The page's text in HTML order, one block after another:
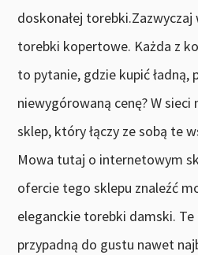
doskonałej torebki.Zazwyczaj
torebki kopertowe. Każda z
to pytanie, gdzie kupić ładną,
niewygórowaną cenę? W sieci
sklep, który łączy ze sobą te
Mowa tutaj o internetowym
ofercie tego sklepu znaleźć
eleganckie torebki damski.
przypadną do gustu nawet